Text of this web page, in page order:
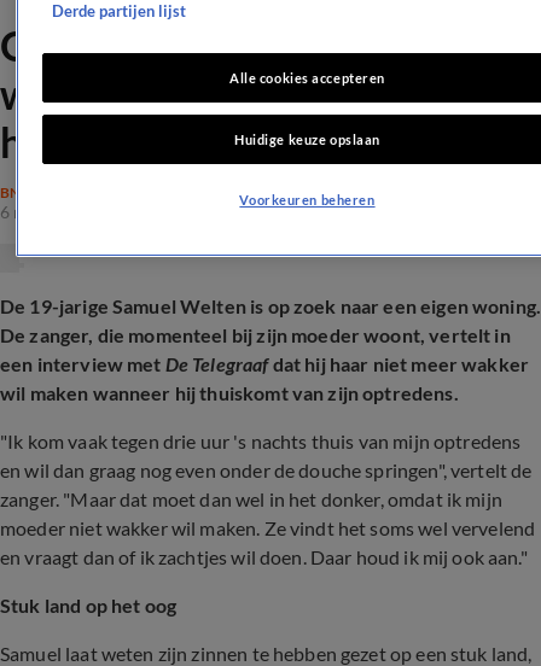
Om déze opvallende reden
wil Samuel Welten een eigen
huis
BN'ERS
6 nov 2025, 22:20
De 19-jarige Samuel Welten is op zoek naar een eigen woning.
De zanger, die momenteel bij zijn moeder woont, vertelt in
een interview met De Telegraafdat hij haar niet meer wakker
wil maken wanneer hij thuiskomt van zijn optredens.
"Ik kom vaak tegen drie uur 's nachts thuis van mijn optredens
en wil dan graag nog even onder de douche springen", vertelt de
zanger. "Maar dat moet dan wel in het donker, omdat ik mijn
moeder niet wakker wil maken. Ze vindt het soms wel vervelend
en vraagt dan of ik zachtjes wil doen. Daar houd ik mij ook aan."
Stuk land op het oog
Samuel laat weten zijn zinnen te hebben gezet op een stuk land,
Derde partijen lijst
Alle cookies accepteren
Huidige keuze opslaan
Voorkeuren beheren